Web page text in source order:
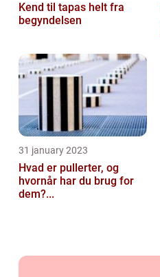
Kend til tapas helt fra
begyndelsen
31 january 2023
Hvad er pullerter, og
hvornår har du brug for
dem?...